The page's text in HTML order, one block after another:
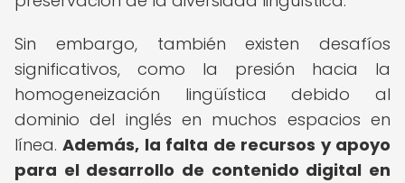
Sin embargo, también existen desafíos
significativos, como la presión hacia la
homogeneización lingüística debido al
dominio del inglés en muchos espacios en
línea.Además, la falta de recursos y apoyo
para el desarrollo de contenido digital en